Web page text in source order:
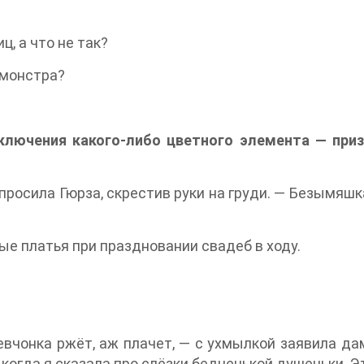
а что не так?
какого-либо цветного элемента —
Гюрза, скрестив руки на груди. —
платья при праздновании свадеб в ходу.
ржёт, аж плачет, — с ухмылкой заявила